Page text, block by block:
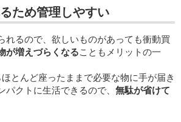
ため管理しやすい
れるので、欲しいものがあっても衝動買
が増えづらくなることもメリットの一
とんど座ったままで必要な物に手が届き
パクトに生活できるので、 無駄が省けて